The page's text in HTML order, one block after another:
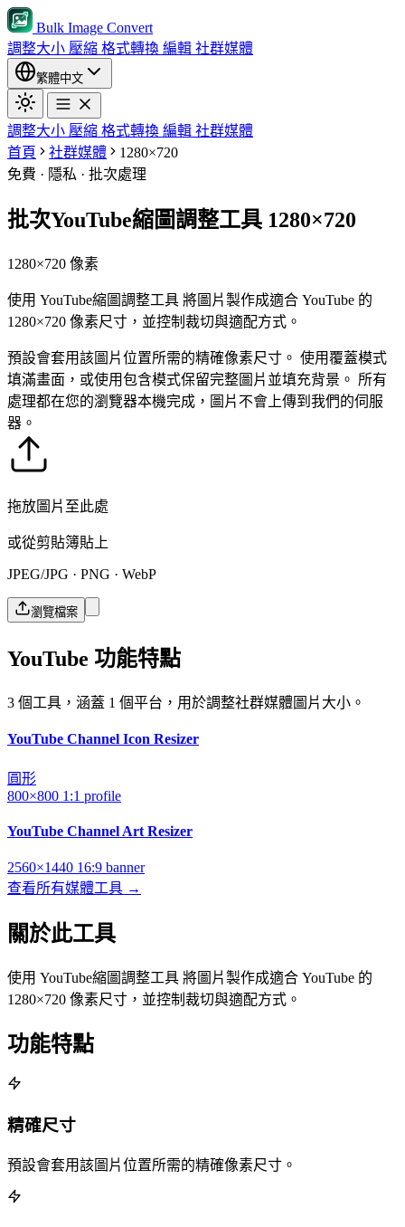
Bulk Image Convert
調整大小 壓縮 格式轉換 編輯 社群媒體
繁體中文
調整大小 壓縮 格式轉換 編輯 社群媒體
首頁
社群媒體
1280×720
免費 · 隱私 · 批次處理
批次YouTube縮圖調整工具 1280×720
1280×720 像素
使用 YouTube縮圖調整工具 將圖片製作成適合 YouTube 的
1280×720 像素尺寸，並控制裁切與適配方式。
預設會套用該圖片位置所需的精確像素尺寸。 使用覆蓋模式
填滿畫面，或使用包含模式保留完整圖片並填充背景。 所有
處理都在您的瀏覽器本機完成，圖片不會上傳到我們的伺服
器。
拖放圖片至此處
或從剪貼簿貼上
JPEG/JPG · PNG · WebP
瀏覽檔案
YouTube 功能特點
3 個工具，涵蓋 1 個平台，用於調整社群媒體圖片大小。
YouTube Channel Icon Resizer
圓形
800×800 1:1 profile
YouTube Channel Art Resizer
2560×1440 16:9 banner
查看所有媒體工具 →
關於此工具
使用 YouTube縮圖調整工具 將圖片製作成適合 YouTube 的
1280×720 像素尺寸，並控制裁切與適配方式。
功能特點
精確尺寸
預設會套用該圖片位置所需的精確像素尺寸。